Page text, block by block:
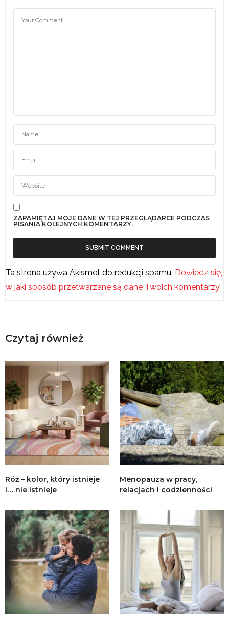
ZAPAMIĘTAJ MOJE DANE W TEJ PRZEGLĄDARCE PODCZAS
PISANIA KOLEJNYCH KOMENTARZY.
Ta strona używa Akismet do redukcji spamu. Dowiedz się,
w jaki sposób przetwarzane są dane Twoich komentarzy.
Czytaj również
Róż – kolor, który istnieje
i… nie istnieje
Menopauza w pracy,
relacjach i codzienności